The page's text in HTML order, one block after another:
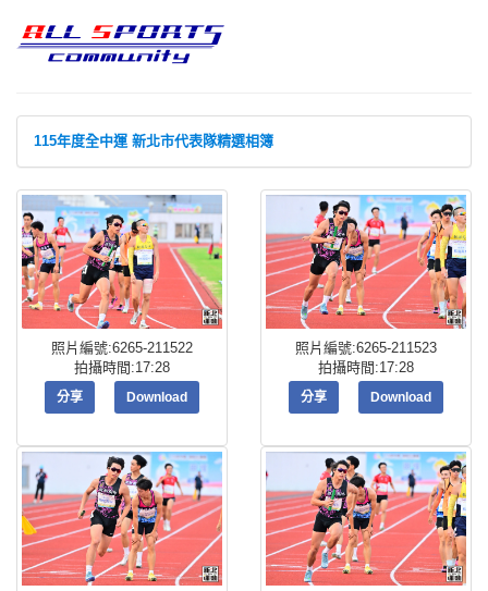
115年度全中運 新北市代表隊精選相簿
照片編號:6265-211522
拍攝時間:17:28
分享 Download
照片編號:6265-211523
拍攝時間:17:28
分享 Download